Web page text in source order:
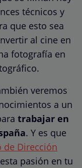
técnicos y
que esto sea
al cine en
fotografía en
veremos
a un
trabajar en
. Y es que
de Dirección
pasión en tu